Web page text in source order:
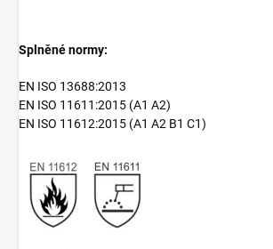
Splněné normy:
EN ISO 13688:2013
EN ISO 11611:2015 (A1 A2)
EN ISO 11612:2015 (A1 A2 B1 C1)